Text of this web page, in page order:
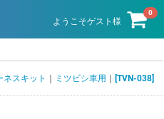
ようこそゲスト様
0
ネスキット ミツビシ車用 [TVN-038]